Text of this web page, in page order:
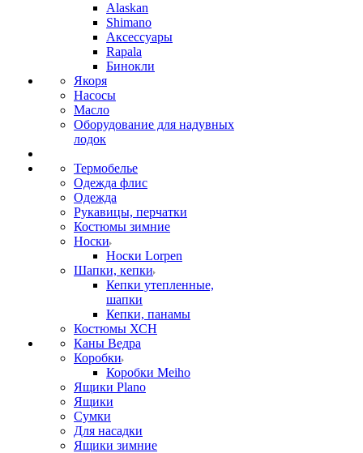
Alaskan
Shimano
Аксессуары
Rapala
Бинокли
Якоря
Насосы
Масло
Оборудование для надувных
лодок
Термобелье
Одежда флис
Одежда
Рукавицы, перчатки
Костюмы зимние
Носки
Носки Lorpen
Шапки, кепки
Кепки утепленные,
шапки
Кепки, панамы
Костюмы ХСН
Каны Ведра
Коробки
Коробки Meiho
Ящики Plano
Ящики
Сумки
Для насадки
Ящики зимние